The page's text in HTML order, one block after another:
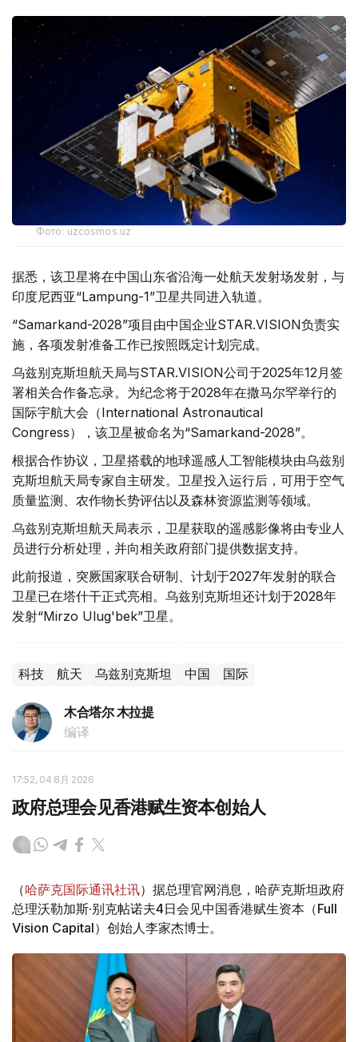
Фото: uzcosmos.uz
据悉，该卫星将在中国山东省沿海一处航天发射场发射，与
印度尼西亚“Lampung-1”卫星共同进入轨道。
“Samarkand-2028”项目由中国企业STAR.VISION负责实
施，各项发射准备工作已按照既定计划完成。
乌兹别克斯坦航天局与STAR.VISION公司于2025年12月签
署相关合作备忘录。为纪念将于2028年在撒马尔罕举行的
国际宇航大会（International Astronautical
Congress），该卫星被命名为“Samarkand-2028”。
根据合作协议，卫星搭载的地球遥感人工智能模块由乌兹别
克斯坦航天局专家自主研发。卫星投入运行后，可用于空气
质量监测、农作物长势评估以及森林资源监测等领域。
乌兹别克斯坦航天局表示，卫星获取的遥感影像将由专业人
员进行分析处理，并向相关政府部门提供数据支持。
此前报道，突厥国家联合研制、计划于2027年发射的联合
卫星已在塔什干正式亮相。乌兹别克斯坦还计划于2028年
发射“Mirzo Ulug'bek”卫星。
科技 航天 乌兹别克斯坦 中国 国际
木合塔尔 木拉提
编译
17:52, 04 8月 2026
政府总理会见香港赋生资本创始人
（哈萨克国际通讯社讯）据总理官网消息，哈萨克斯坦政府
总理沃勒加斯·别克帖诺夫4日会见中国香港赋生资本（Full
Vision Capital）创始人李家杰博士。